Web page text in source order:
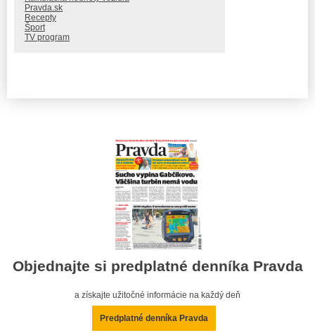
Pravda.sk
Recepty
Šport
TV program
Objednajte si predplatné denníka Pravda
a získajte užitočné informácie na každý deň
Predplatné denníka Pravda